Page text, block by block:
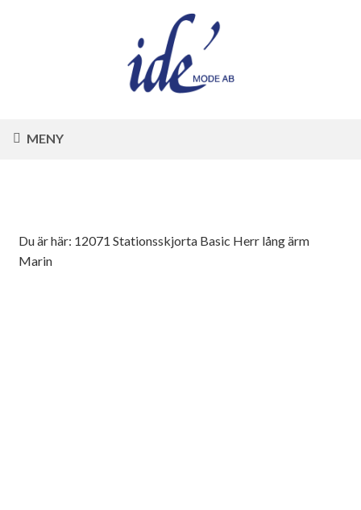
MENY
Du är här: 12071 Stationsskjorta Basic Herr lång ärm
Marin